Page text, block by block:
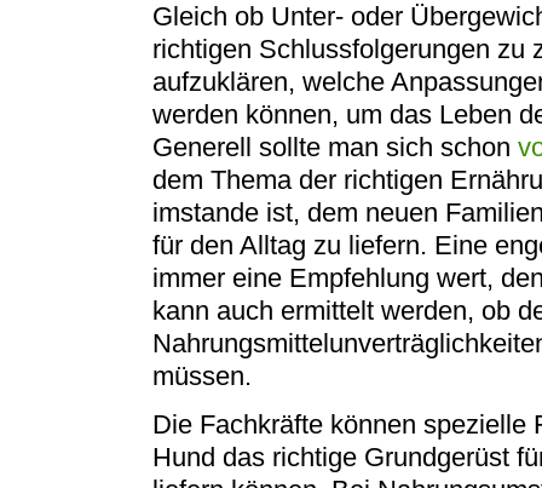
Gleich ob Unter- oder
richtigen Schlussfolgerungen zu
aufzuklären, welche
werden können, um das Leben
Generell sollte man sich schon
dem Thema der richtigen
imstande ist, dem neuen
für den Alltag zu liefern. Eine
immer eine Empfehlung wert,
kann auch ermittelt werden, ob
müssen.
Die Fachkräfte können spezielle
Hund das richtige Grundgerüst